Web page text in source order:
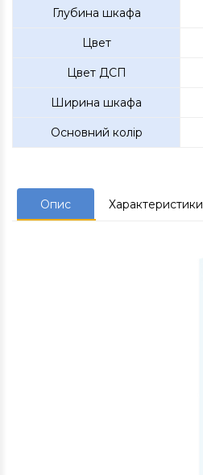
Глубина шкафа
Цвет
Цвет ДСП
Ширина шкафа
Основний колір
Опис Характеристики